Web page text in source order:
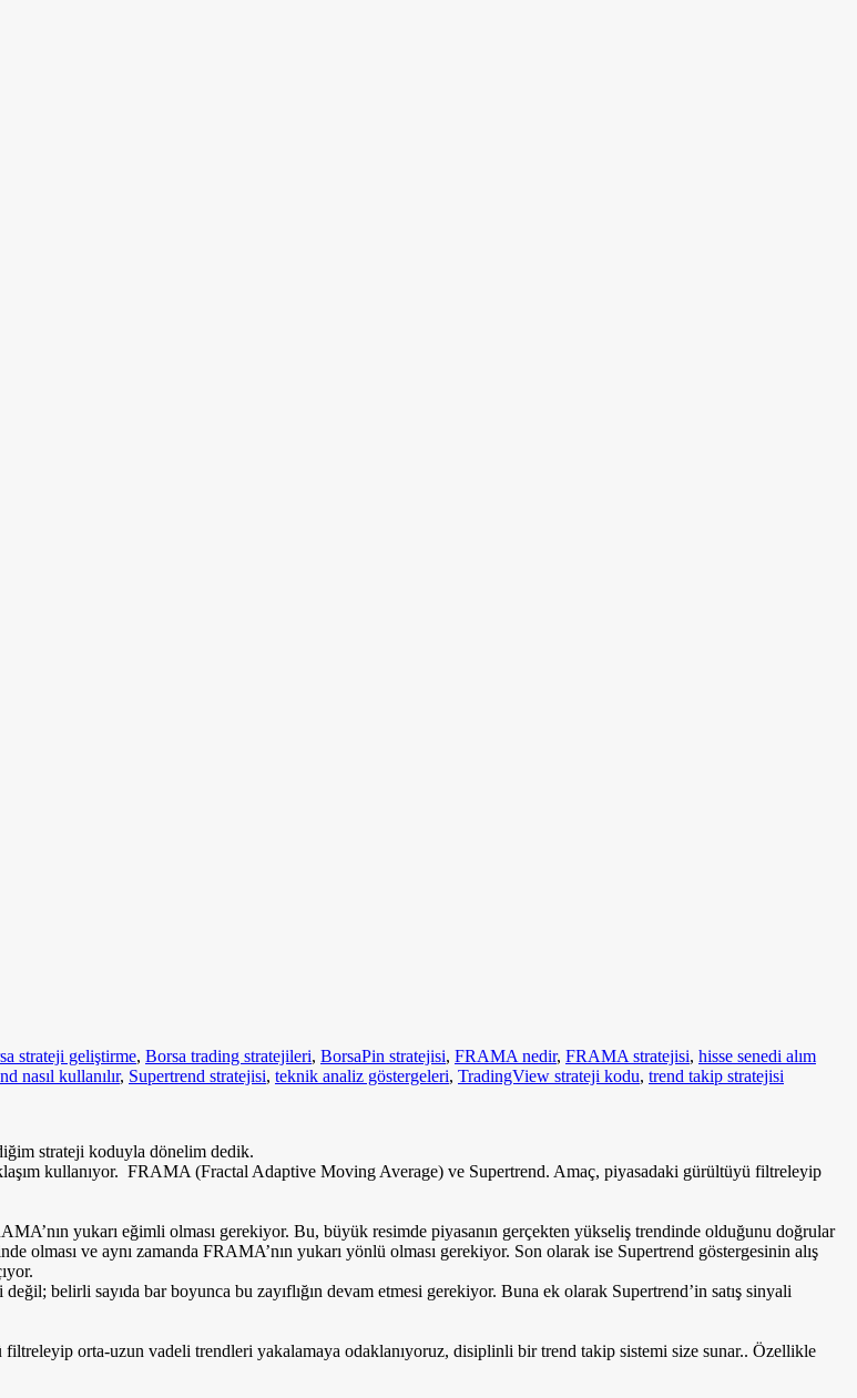
strateji geliştirme, Borsa trading stratejileri, BorsaPin stratejisi, FRAMA nedir, FRAMA stratejisi, hisse senedi alım
nasıl kullanılır, Supertrend stratejisi, teknik analiz göstergeleri, TradingView strateji kodu, trend takip stratejisi
strateji koduyla dönelim dedik.
kullanıyor. FRAMA (Fractal Adaptive Moving Average) ve Supertrend. Amaç, piyasadaki gürültüyü filtreleyip
yukarı eğimli olması gerekiyor. Bu, büyük resimde piyasanın gerçekten yükseliş trendinde olduğunu doğrular
olması ve aynı zamanda FRAMA’nın yukarı yönlü olması gerekiyor. Son olarak ise Supertrend göstergesinin alış
belirli sayıda bar boyunca bu zayıflığın devam etmesi gerekiyor. Buna ek olarak Supertrend’in satış sinyali
filtreleyip orta-uzun vadeli trendleri yakalamaya odaklanıyoruz, disiplinli bir trend takip sistemi size sunar.. Özellikle